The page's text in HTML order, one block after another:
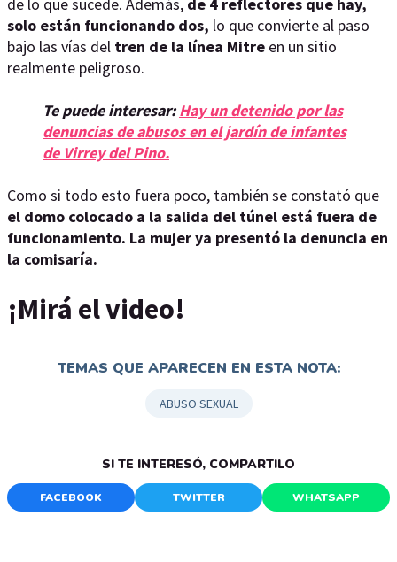
solo están funcionando dos, lo que convierte al paso
bajo las vías del tren de la línea Mitre en un sitio
realmente peligroso.
Te puede interesar:Hay un detenido por las
denuncias de abusos en el jardín de infantes
de Virrey del Pino.
Como si todo esto fuera poco, también se constató que
el domo colocado a la salida del túnel está fuera de
funcionamiento. La mujer ya presentó la denuncia en
la comisaría.
¡Mirá el video!
TEMAS QUE APARECEN EN ESTA NOTA:
ABUSO SEXUAL
SI TE INTERESÓ, COMPARTILO
FACEBOOK TWITTER WHATSAPP